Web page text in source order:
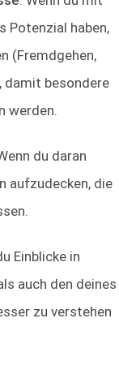
Potenzial haben,
(Fremdgehen,
damit besondere
werden.
du daran
aufzudecken, die
Einblicke in
auch den deines
zu verstehen